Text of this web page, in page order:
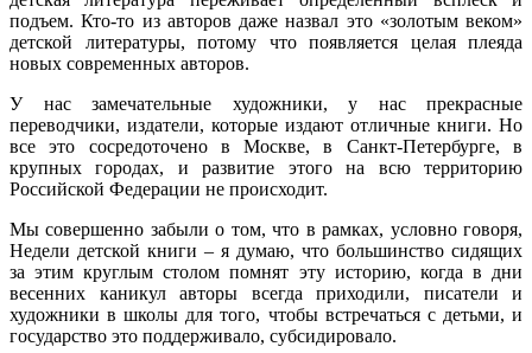
подъем. Кто-то из авторов даже назвал это «золотым веком»
детской литературы, потому что появляется целая плеяда
новых современных авторов.
У нас замечательные художники, у нас прекрасные
переводчики, издатели, которые издают отличные книги. Но
все это сосредоточено в Москве, в Санкт-Петербурге, в
крупных городах, и развитие этого на всю территорию
Российской Федерации не происходит.
Мы совершенно забыли о том, что в рамках, условно говоря,
Недели детской книги – я думаю, что большинство сидящих
за этим круглым столом помнят эту историю, когда в дни
весенних каникул авторы всегда приходили, писатели и
художники в школы для того, чтобы встречаться с детьми, и
государство это поддерживало, субсидировало.